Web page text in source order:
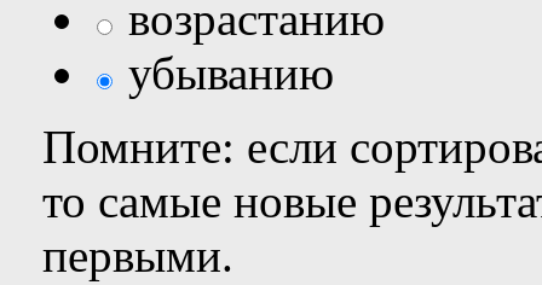
возрастанию
убыванию
Помните: если
то самые новые
первыми.